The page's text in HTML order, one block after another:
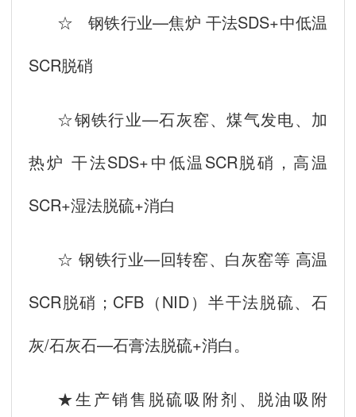
☆ 钢铁行业—焦炉 干法SDS+中低温
SCR脱硝
☆钢铁行业—石灰窑、煤气发电、加
热炉 干法SDS+中低温SCR脱硝，高温
SCR+湿法脱硫+消白
☆ 钢铁行业—回转窑、白灰窑等 高温
SCR脱硝；CFB（NID）半干法脱硫、石
灰/石灰石—石膏法脱硫+消白。
★生产销售脱硫吸附剂、脱油吸附